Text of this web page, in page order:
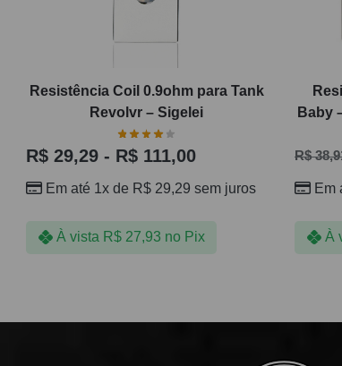
Resistência Coil 0.9ohm para Tank
Revolvr – Sigelei
R$ 29,29 - R$ 111,00
Em até 1x de R$ 29,29 sem juros
À vista R$27,93 no Pix
Baby
R$
Em
À